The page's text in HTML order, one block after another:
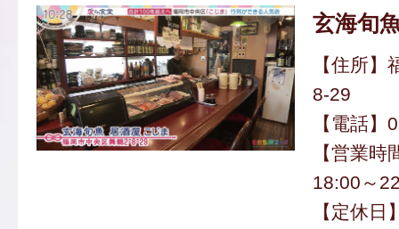
玄海旬
【住所
8-29
【電話
【営業
18:00～
【定休日